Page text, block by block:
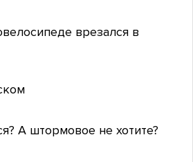
врезался в
А штормовое не хотите?